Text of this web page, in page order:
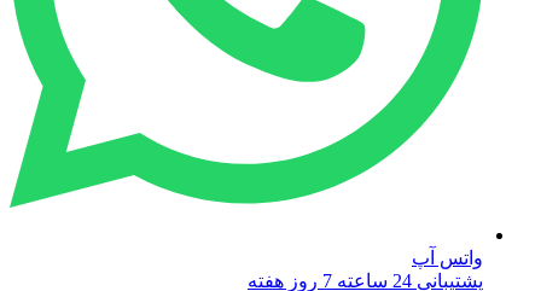
واتس آپ
پشتیبانی 24 ساعته 7 روز هفته